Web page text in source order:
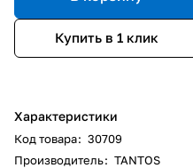
Купить в 1 клик
Характеристики
Код товара: 30709
Производитель: TANTOS